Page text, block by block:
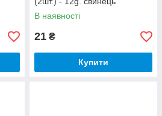
В наявності
21 ₴
Купити